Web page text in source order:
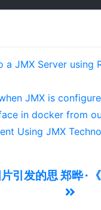
a JMX Server using
JMX is
in docker from
Using JMX
引发的思郑晔·